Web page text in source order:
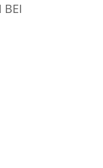
BEI